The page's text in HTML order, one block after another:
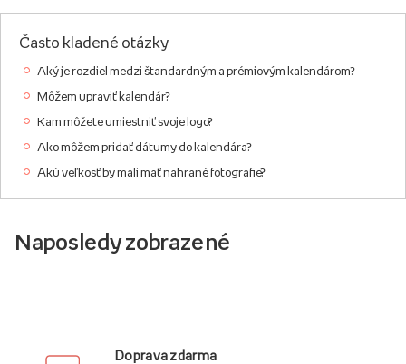
Často kladené otázky
Aký je rozdiel medzi štandardným a prémiovým kalendárom?
Môžem upraviť kalendár?
Kam môžete umiestniť svoje logo?
Ako môžem pridať dátumy do kalendára?
Akú veľkosť by mali mať nahrané fotografie?
Naposledy zobrazené
Doprava zdarma